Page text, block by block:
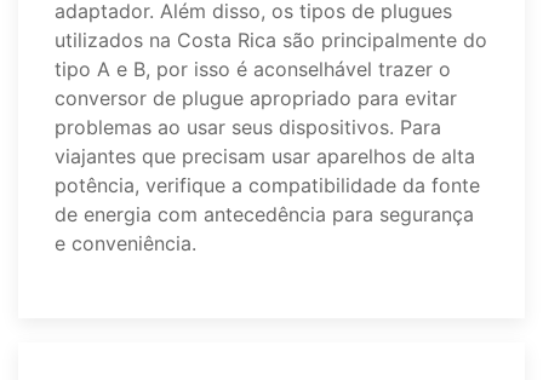
adaptador. Além disso, os tipos de plugues
utilizados na Costa Rica são principalmente do
tipo A e B, por isso é aconselhável trazer o
conversor de plugue apropriado para evitar
problemas ao usar seus dispositivos. Para
viajantes que precisam usar aparelhos de alta
potência, verifique a compatibilidade da fonte
de energia com antecedência para segurança
e conveniência.